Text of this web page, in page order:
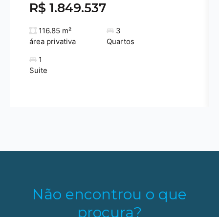
R$ 1.849.537
116.85 m²
área privativa
3
Quartos
1
Suite
Não encontrou o que
procura?